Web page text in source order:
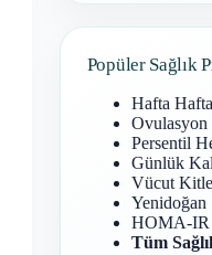
Popüler Sağlık
Hafta
Ovulasyon
Persentil
Günlük
Vücut
Yenidoğan
HOMA-IR
Tüm